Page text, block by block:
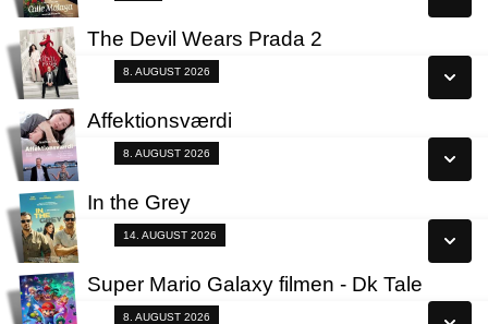
Se alle dage
The Devil Wears Prada 2
8. AUGUST 2026
Se alle dage
Affektionsværdi
8. AUGUST 2026
Se alle dage
In the Grey
14. AUGUST 2026Fra 14.08.2026
Se alle dage
Super Mario Galaxy filmen - Dk Tale
8. AUGUST 2026